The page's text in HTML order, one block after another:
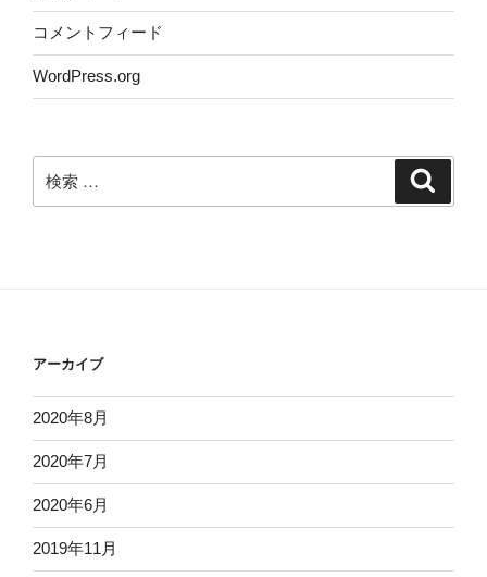
コメントフィード
WordPress.org
索:
アーカイブ
2020年8月
2020年7月
2020年6月
2019年11月